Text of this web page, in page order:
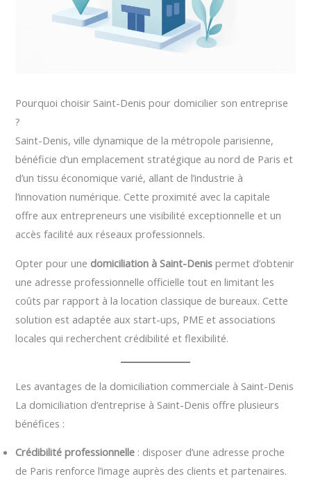
Pourquoi choisir Saint-Denis pour domicilier son entreprise
?
Saint-Denis, ville dynamique de la métropole parisienne,
bénéficie d’un emplacement stratégique au nord de Paris et
d’un tissu économique varié, allant de l’industrie à
l’innovation numérique. Cette proximité avec la capitale
offre aux entrepreneurs une visibilité exceptionnelle et un
accès facilité aux réseaux professionnels.
Opter pour une domiciliation à Saint-Denis permet d’obtenir
une adresse professionnelle officielle tout en limitant les
coûts par rapport à la location classique de bureaux. Cette
solution est adaptée aux start-ups, PME et associations
locales qui recherchent crédibilité et flexibilité.
Les avantages de la domiciliation commerciale à Saint-Denis
La domiciliation d’entreprise à Saint-Denis offre plusieurs
bénéfices :
Crédibilité professionnelle : disposer d’une adresse proche
de Paris renforce l’image auprès des clients et partenaires.